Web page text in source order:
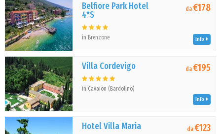
Belfiore Park Hotel
4*S
in Brenzone
da€178
Info
Villa Cordevigo
in Cavaion (Bardolino)
da€195
Info
Hotel Villa Maria da€123